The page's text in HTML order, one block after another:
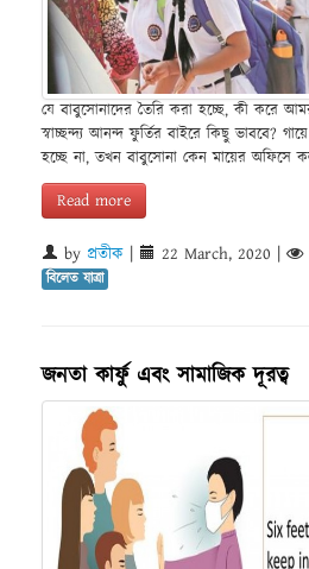
যে বাবুসোনাদের তৈরি করা হচ্ছে, কী করে
স্বাচ্ছন্দ্য আনন্দ ফুর্তির বাইরে কিছু ভাববে?
হচ্ছে না, তখন বাবুসোনা কেন মায়ের অফিসে
Read more
by প্রতীক | 22 March, 2020 |
বিলেত যাত্রা
জনতা কার্ফু এবং সামাজিক দূরত্ব